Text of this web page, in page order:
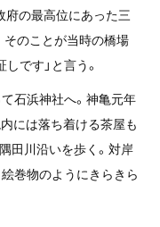
府の最高位にあった三
のことが当時の橋場
です」と言う。
石浜神社へ。神亀元年
には落ち着ける茶屋も
田川沿いを歩く。対岸
巻物のようにきらきら